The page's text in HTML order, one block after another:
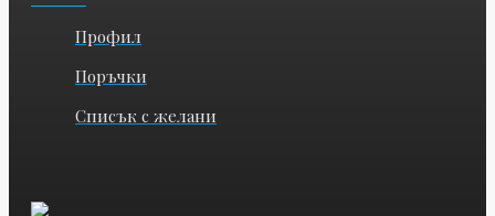
Профил
Поръчки
Списък с желани